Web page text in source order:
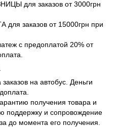
для заказов от 3000грн
для заказов от 15000грн при
с предоплатой 20% от
на автобус. Деньги
получения товара и
поддержку и сопровождение
до момента его получения.